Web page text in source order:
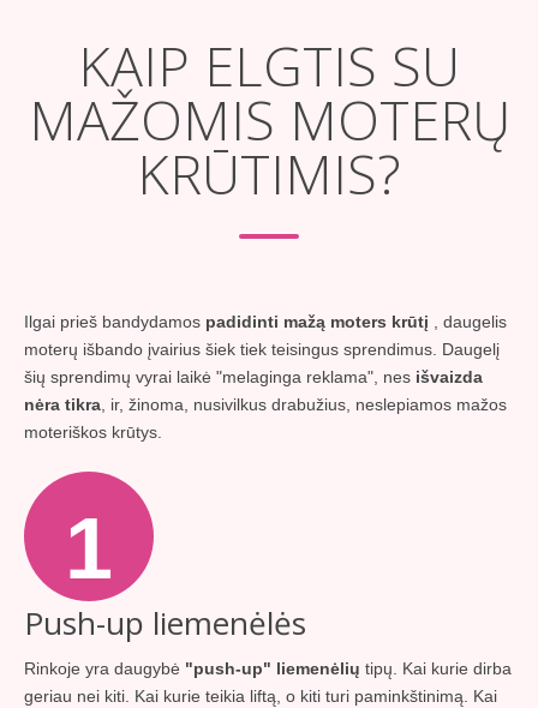
KAIP ELGTIS SU
MAŽOMIS MOTERŲ
KRŪTIMIS?
Ilgai prieš bandydamos padidinti mažą moters krūtį , daugelis
moterų išbando įvairius šiek tiek teisingus sprendimus. Daugelį
šių sprendimų vyrai laikė "melaginga reklama", nes išvaizda
nėra tikra , ir, žinoma, nusivilkus drabužius, neslepiamos mažos
moteriškos krūtys.
1
Push-up liemenėlės
Rinkoje yra daugybė "push-up" liemenėlių tipų. Kai kurie dirba
geriau nei kiti. Kai kurie teikia liftą, o kiti turi paminkštinimą. Kai